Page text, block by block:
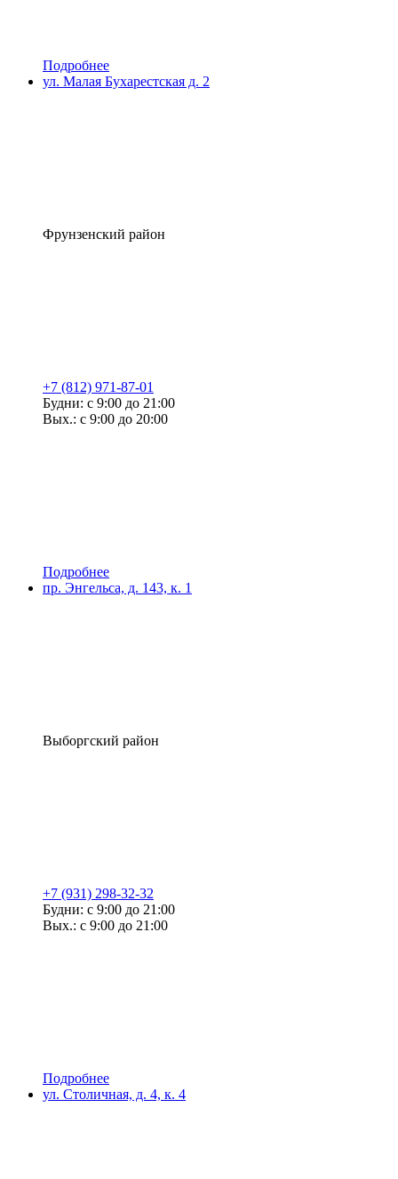
Подробнее
ул. Малая Бухарестская д. 2
Фрунзенский район
+7 (812) 971-87-01
Будни: с 9:00 до 21:00
Вых.: с 9:00 до 20:00
Подробнее
пр. Энгельса, д. 143, к. 1
Выборгский район
+7 (931) 298-32-32
Будни: с 9:00 до 21:00
Вых.: с 9:00 до 21:00
Подробнее
ул. Столичная, д. 4, к. 4